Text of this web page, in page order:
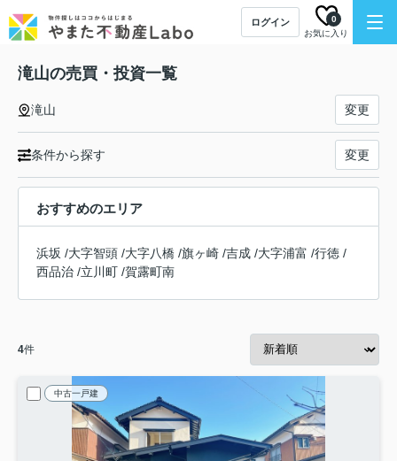
ログイン
お気に入り
0
滝山の売買・投資一覧
滝山 変更
条件から探す 変更
おすすめのエリア
浜坂 /大字智頭 /大字八橋 /旗ヶ崎 /吉成 /大字浦富 /行徳 /
西品治 /立川町 /賀露町南
4件
中古一戸建